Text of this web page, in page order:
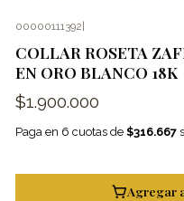
00000111392
COLLAR ROSETA
EN ORO BLANCO 18K
$1.900.000
Paga en 6 cuotas de $316.667
Agregar